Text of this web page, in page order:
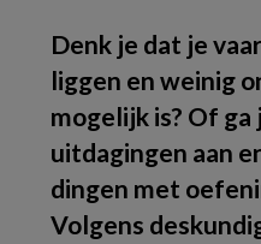
Denk je dat je
liggen en weinig
mogelijk is? Of ga
uitdagingen aan
dingen met
Volgens